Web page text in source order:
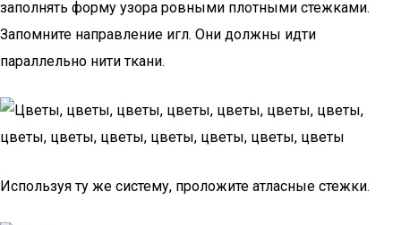
заполнять форму узора ровными плотными стежками.
Запомните направление игл. Они должны идти
параллельно нити ткани.
Используя ту же систему, проложите атласные стежки.